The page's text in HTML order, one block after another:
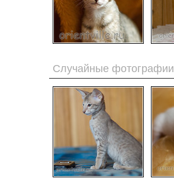
Случайные фотографии